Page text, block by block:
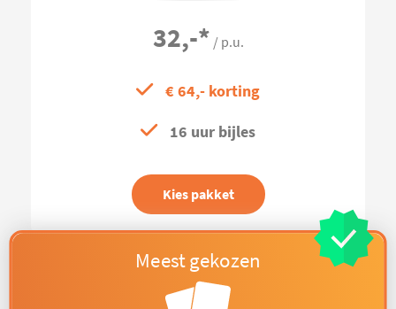
32,-* / p.u.
€ 64,- korting
16 uur bijles
Kies pakket